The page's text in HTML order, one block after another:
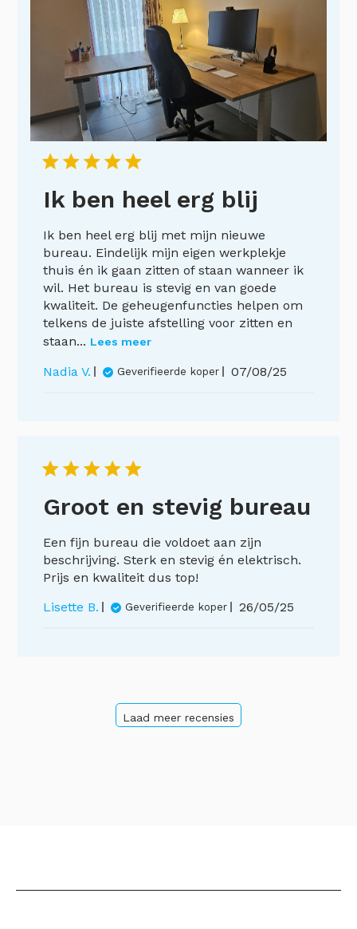
Ik ben heel erg blij
Ik ben heel erg blij met mijn nieuwe
bureau. Eindelijk mijn eigen werkplekje
thuis én ik gaan zitten of staan wanneer ik
wil. Het bureau is stevig en van goede
kwaliteit. De geheugenfuncties helpen om
telkens de juiste afstelling voor zitten en
staan... Lees meer
Nadia V. Geverifieerde koper 07/08/25
Groot en stevig bureau
Een fijn bureau die voldoet aan zijn
beschrijving. Sterk en stevig én elektrisch.
Prijs en kwaliteit dus top!
Lisette B.
Geverifieerde koper 26/05/25
Laad meer recensies